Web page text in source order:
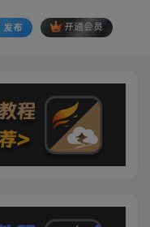
发布 开通会员